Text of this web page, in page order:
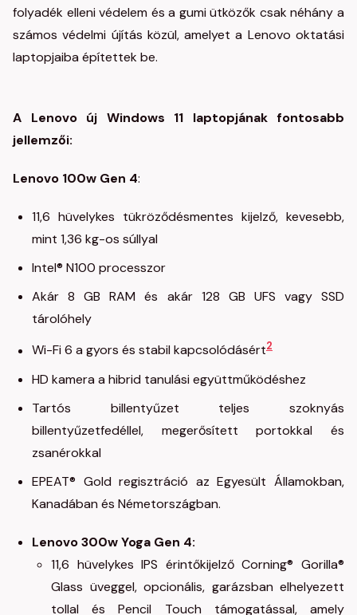
folyadék elleni védelem és a gumi ütközők csak néhány a
számos védelmi újítás közül, amelyet a Lenovo oktatási
laptopjaiba építettek be.
A Lenovo új Windows 11 laptopjának fontosabb
jellemzői:
Lenovo 100w Gen 4:
11,6 hüvelykes tükröződésmentes kijelző, kevesebb,
mint 1,36 kg-os súllyal
Intel® N100 processzor
Akár 8 GB RAM és akár 128 GB UFS vagy SSD
tárolóhely
Wi-Fi 6 a gyors és stabil kapcsolódásért2
HD kamera a hibrid tanulási együttműködéshez
Tartós billentyűzet teljes szoknyás
billentyűzetfedéllel, megerősített portokkal és
zsanérokkal
EPEAT® Gold regisztráció az Egyesült Államokban,
Kanadában és Németországban.
Lenovo 300w Yoga Gen 4:
11,6 hüvelykes IPS érintőkijelző Corning® Gorilla®
Glass üveggel, opcionális, garázsban elhelyezett
tollal és Pencil Touch támogatással, amely